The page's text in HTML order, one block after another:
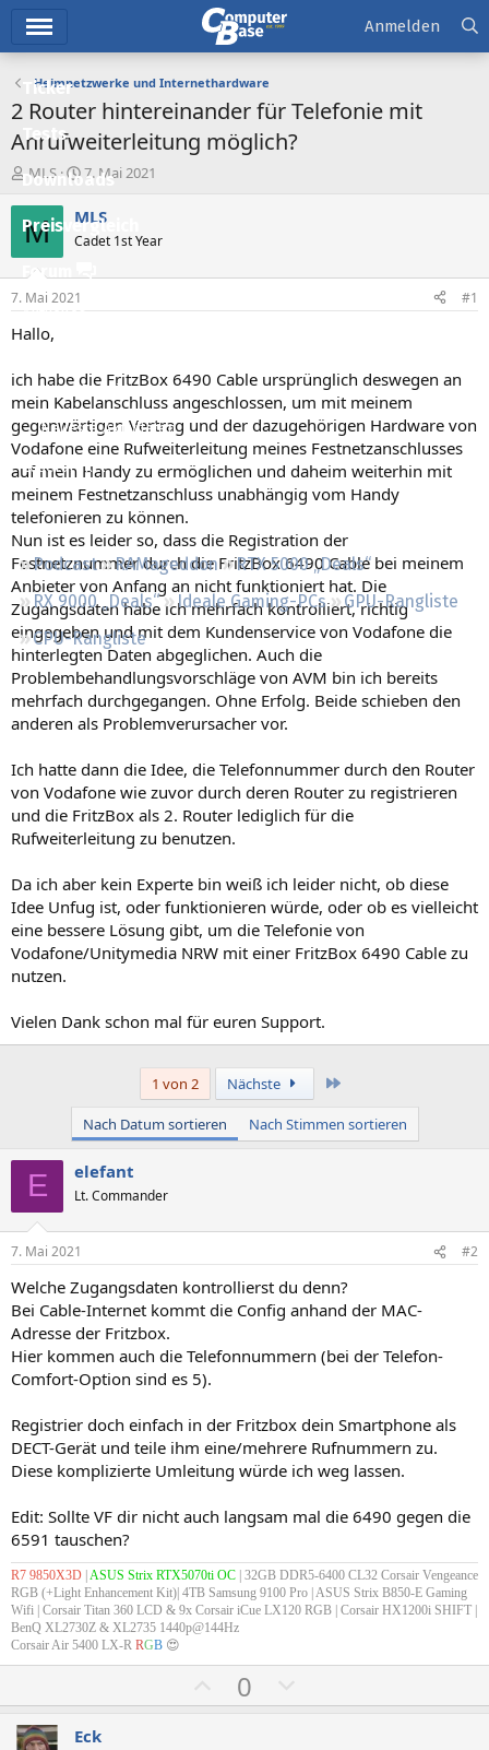
Ticker
Tests
Downloads
Preisvergleich
Forum
Aktuelles
Neue Beiträge
Neueste Aktivitäten
Leserartikel
Regeln
Podcast RAMageddon
RTX 5000 „Deals“
RX 9000 „Deals“
Ideale Gaming-PCs
GPU-Rangliste
CPU-Rangliste
Anmelden
Heimnetzwerke und Internethardware
2 Router hintereinander für Telefonie mit
Anrufweiterleitung möglich?
E
r
s
t
l
e
r
MLS
E
r
s
e
t
7. Mai 2021
M MLS
Cadet 1st Year
7. Mai 2021 #1
Hallo,
ich habe die FritzBox 6490 Cable ursprünglich deswegen an
mein Kabelanschluss angeschlossen, um mit meinem
gegenwärtigen Vertrag und der dazugehörigen Hardware von
Vodafone eine Rufweiterleitung meines Festnetzanschlusses
auf mein Handy zu ermöglichen und daheim weiterhin mit
meinem Festnetzanschluss unabhängig vom Handy
telefonieren zu können.
Nun ist es leider so, dass die Registration der
Festnetznummer durch die FritzBox 6490 Cable bei meinem
Anbieter von Anfang an nicht funktioniert hat. Die
Zugangsdaten habe ich mehrfach kontrolliert, richtig
eingegeben und mit dem Kundenservice von Vodafone die
hinterlegten Daten abgeglichen. Auch die
Problembehandlungsvorschläge von AVM bin ich bereits
mehrfach durchgegangen. Ohne Erfolg. Beide schieben den
anderen als Problemverursacher vor.
Ich hatte dann die Idee, die Telefonnummer durch den Router
von Vodafone wie zuvor durch deren Router zu registrieren
und die FritzBox als 2. Router lediglich für die
Rufweiterleitung zu benutzen.
Da ich aber kein Experte bin weiß ich leider nicht, ob diese
Idee Unfug ist, oder funktionieren würde, oder ob es vielleicht
eine bessere Lösung gibt, um die Telefonie von
Vodafone/Unitymedia NRW mit einer FritzBox 6490 Cable zu
nutzen.
Vielen Dank schon mal für euren Support.
1 von 2 Nächste
Nach Datum sortieren Nach Stimmen sortieren
E elefant
Lt. Commander
7. Mai 2021 #2
Welche Zugangsdaten kontrollierst du denn?
Bei Cable-Internet kommt die Config anhand der MAC-
Adresse der Fritzbox.
Hier kommen auch die Telefonnummern (bei der Telefon-
Comfort-Option sind es 5).
Registrier doch einfach in der Fritzbox dein Smartphone als
DECT-Gerät und teile ihm eine/mehrere Rufnummern zu.
Diese komplizierte Umleitung würde ich weg lassen.
Edit: Sollte VF dir nicht auch langsam mal die 6490 gegen die
6591 tauschen?
R7 9850X3D ASUS Strix RTX5070ti OC | 32GB DDR5-6400 CL32 Corsair Vengeance
RGB (+Light Enhancement Kit)| 4TB Samsung 9100 Pro | ASUS Strix B850-E Gaming
Wifi | Corsair Titan 360 LCD & 9x Corsair iCue LX120 RGB | Corsair HX1200i SHIFT |
BenQ XL2730Z & XL2735 1440p@144Hz
Corsair Air 5400 LX-R RGB 😍
o
0
e
Eck